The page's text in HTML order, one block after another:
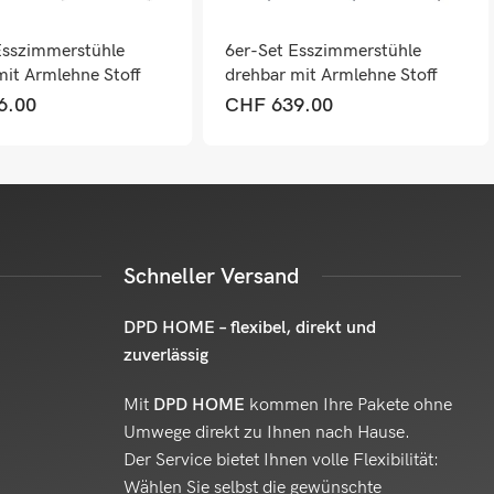
Armlehne Stoff
6er-Set Esszimmerstühle
drehbar mit Armlehne Stoff
dunkelgrau
CHF 639.00
Schneller Versand
DPD HOME – flexibel, direkt und
zuverlässig
Mit DPD HOME kommen Ihre Pakete ohne
Umwege direkt zu Ihnen nach Hause.
Der Service bietet Ihnen volle Flexibilität:
Wählen Sie selbst die gewünschte